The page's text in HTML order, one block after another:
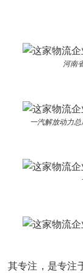
河南
⼀汽解放动⼒
其专注，是专注